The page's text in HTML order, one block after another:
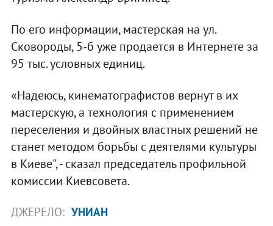
По его информации, мастерская на ул.
Сковороды, 5-б уже продается в Интернете за
95 тыс. условных единиц.
«Надеюсь, кинематографистов вернут в их
мастерскую, а технология с применением
переселения и двойных властных решений не
станет методом борьбы с деятелями культуры
в Киеве", - сказал председатель профильной
комиссии Киевсовета.
ДЖЕРЕЛО: УНИАН